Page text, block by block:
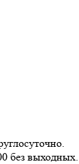
без выходных.